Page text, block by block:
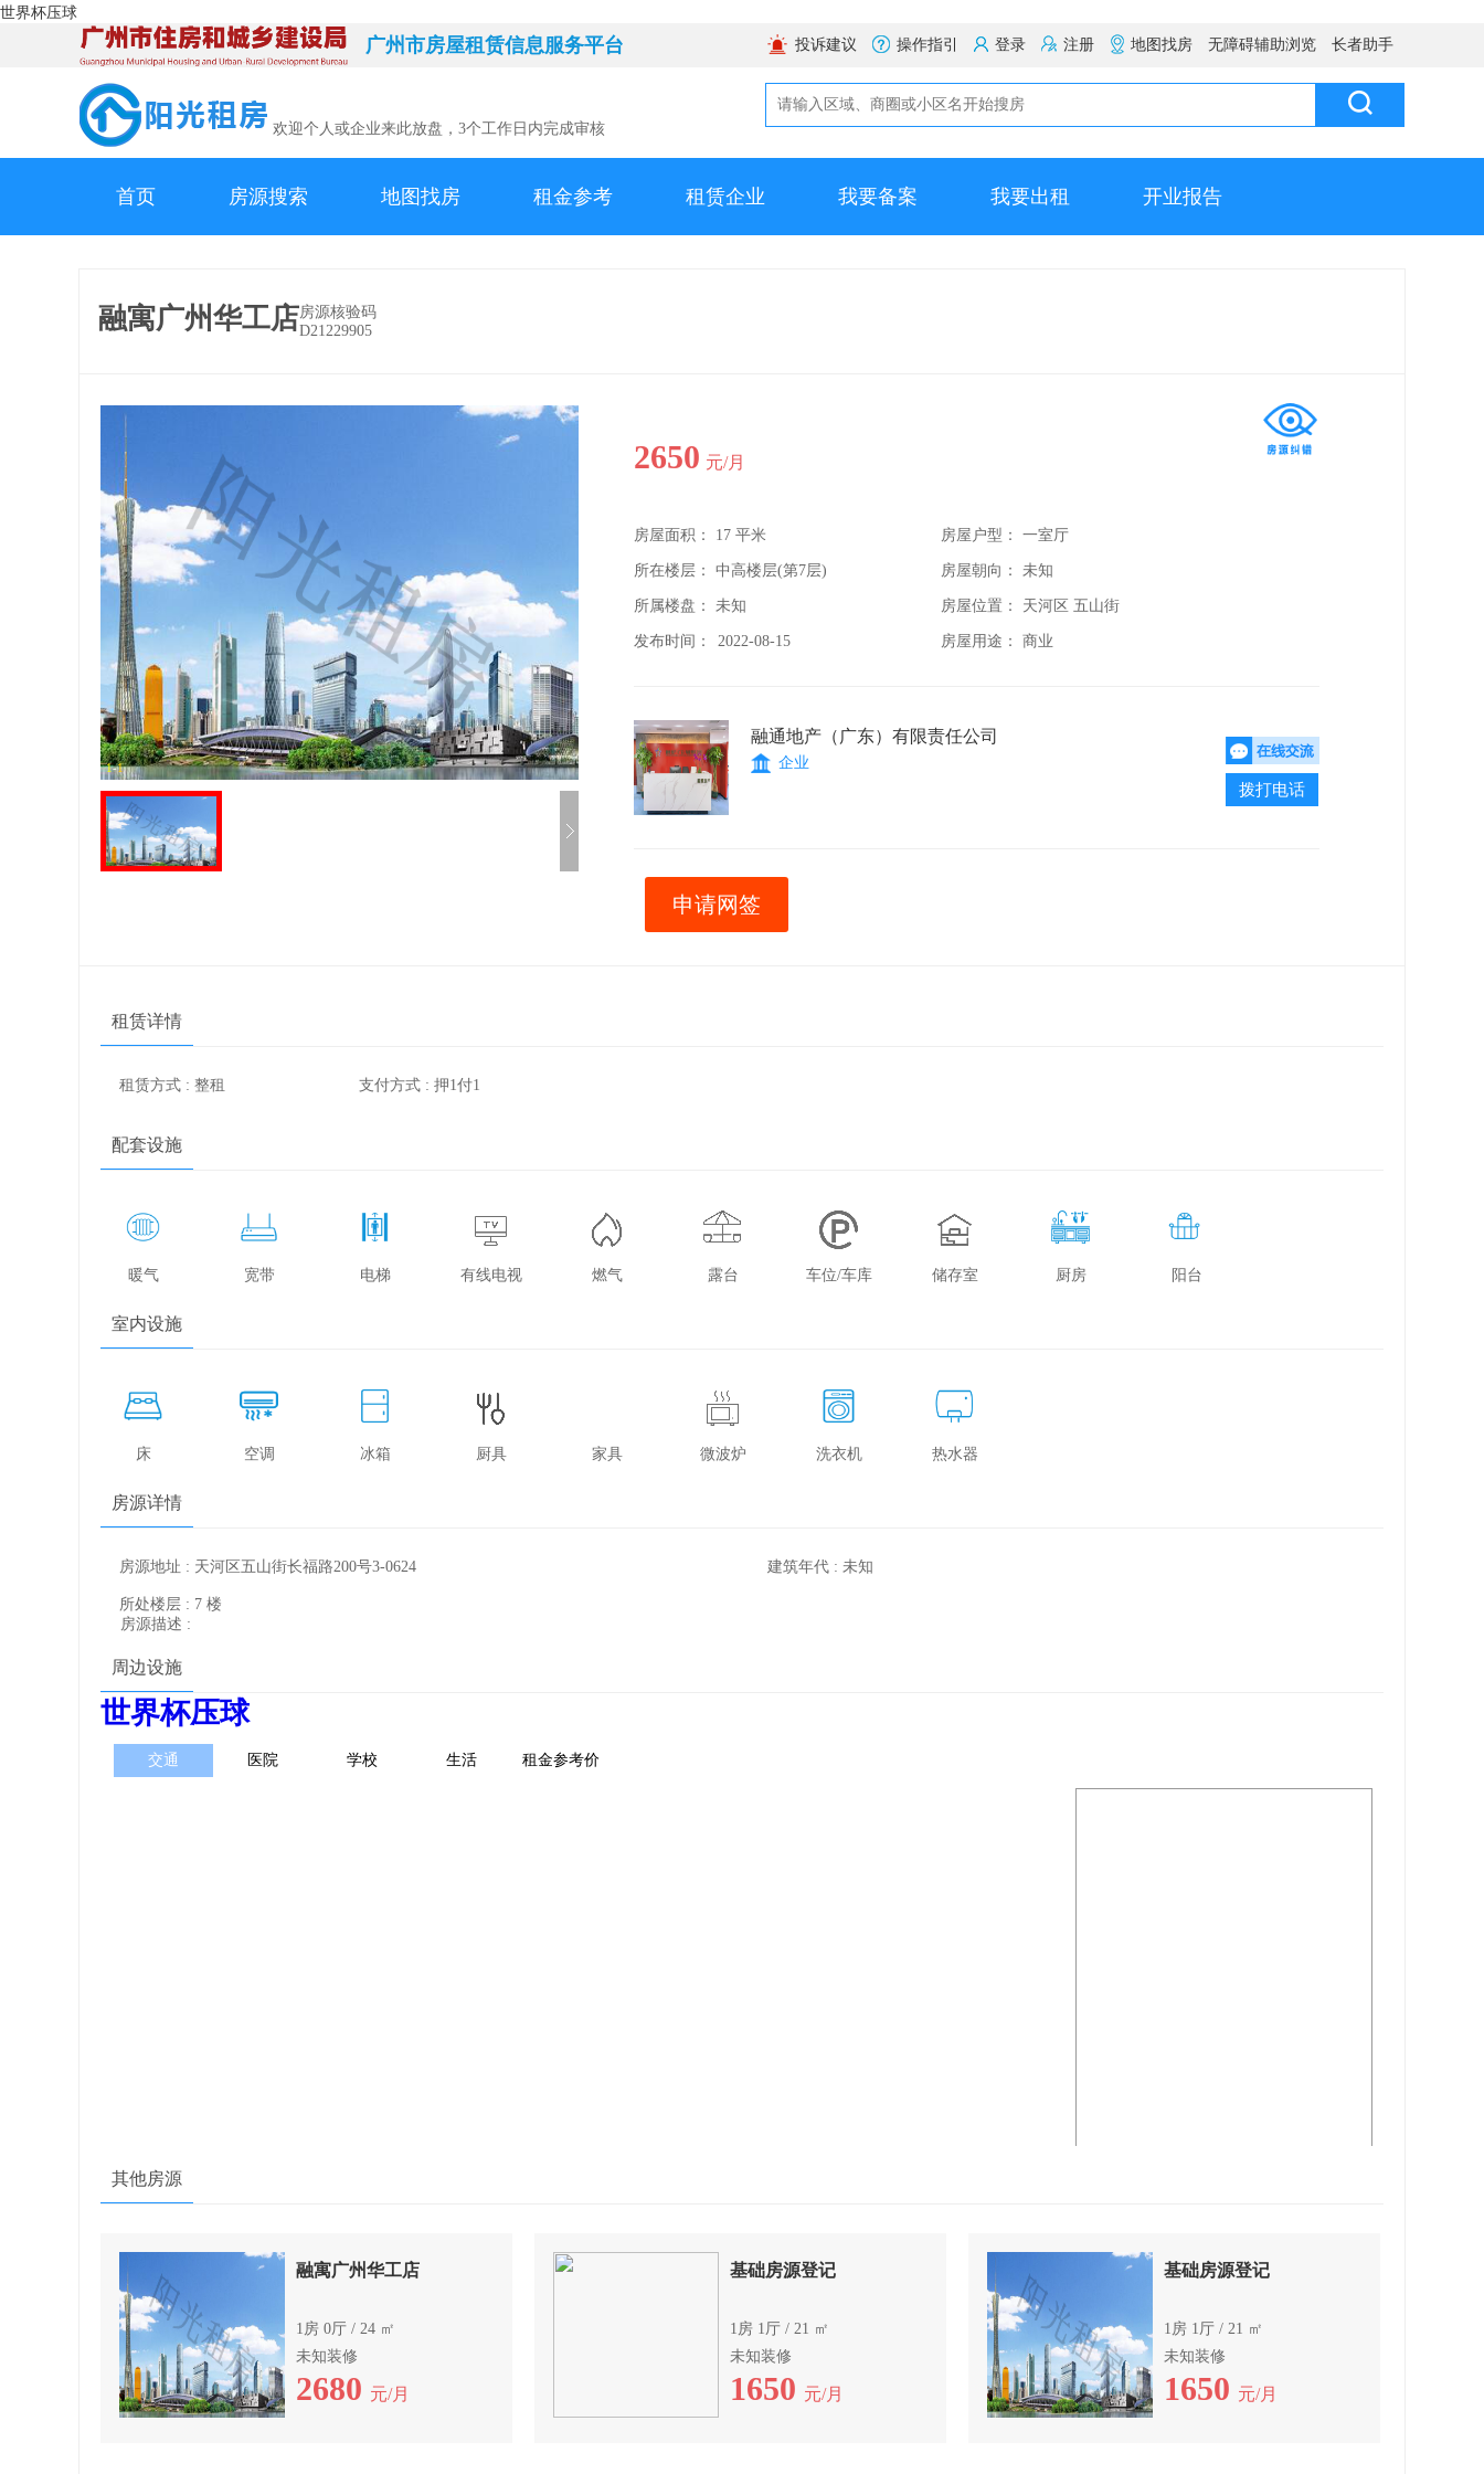
世界杯压球
广州市房屋租赁信息服务平台
投诉建议 操作指引 登录 注册 地图找房 无障碍辅助浏览 长者助手
欢迎个人或企业来此放盘，3个工作日内完成审核
首页 房源搜索 地图找房 租金参考 租赁企业 我要备案 我要出租 开业报告
融寓广州华工店房源核验码
D21229905
1-1
2650 元/月
房屋面积： 17 平米 房屋户型： 一室厅
所在楼层： 中高楼层(第7层) 房屋朝向： 未知
所属楼盘： 未知 房屋位置： 天河区 五山街
发布时间： 2022-08-15 房屋用途： 商业
融通地产（广东）有限责任公司
企业
拨打电话
申请网签
租赁详情
租赁方式 : 整租 支付方式 : 押1付1
配套设施
暖气 宽带 电梯 有线电视 燃气 露台 车位/车库 储存室 厨房 阳台
室内设施
床 空调 冰箱 厨具 家具 微波炉 洗衣机 热水器
房源详情
房源地址 : 天河区五山街长福路200号3-0624 建筑年代 : 未知
所处楼层 : 7 楼
房源描述 :
周边设施
其他房源
融寓广州华工店
1房 0厅 / 24 ㎡
未知装修
2680 元/月
基础房源登记
1房 1厅 / 21 ㎡
未知装修
1650 元/月
基础房源登记
1房 1厅 / 21 ㎡
未知装修
1650 元/月